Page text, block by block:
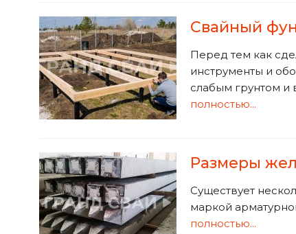
Свайный
Перед тем как
инструменты и
слабым грунтом
полностью...
Размеры
Существует
маркой
полностью...